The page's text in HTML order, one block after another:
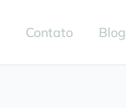
Contato Blog